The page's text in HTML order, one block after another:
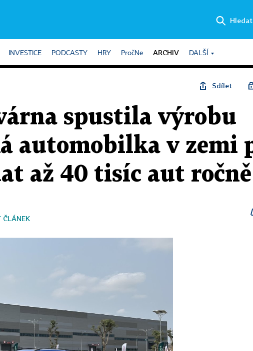
Hledat
INVESTICE PODCASTY HRY PročNe ARCHIV DALŠÍ
Sdílet
spustila výrobu
automobilka v zemi
až 40 tisíc aut ročně
ČLÁNEK